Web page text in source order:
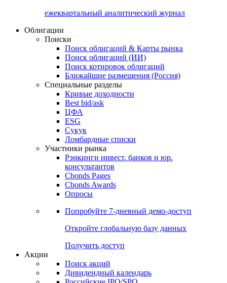
ежеквартальный аналитический журнал
Облигации
Поиски
Поиск облигаций & Карты рынка
Поиск облигаций (ИИ)
Поиск котировок облигаций
Ближайшие размещения (Россия)
Специальные разделы
Кривые доходности
Best bid/ask
ЦФА
ESG
Сукук
Ломбардные списки
Участники рынка
Рэнкинги инвест. банков и юр.
консультантов
Cbonds Pages
Cbonds Awards
Опросы
Попробуйте 7-дневный демо-доступ
Откройте глобальную базу данных
Получить доступ
Акции
Поиск акций
Дивидендный календарь